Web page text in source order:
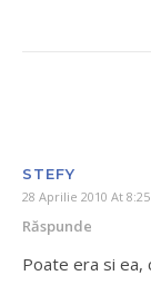
STEFY
28 Aprilie 2010 At 8:25
Răspunde
Poate era si ea,